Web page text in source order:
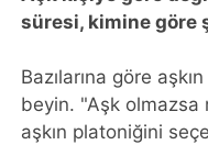
süresi, kimine göre
Bazılarına göre
beyin. "Aşk olmazsa
aşkın platoniğini